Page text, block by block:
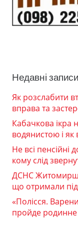
Недавні записи
Як розслабити
вправа та
Кабачкова ікра
водянистою і
Не всі пенсійні
кому слід
ДСНС
що отримали
«Полісся.
пройде родинне